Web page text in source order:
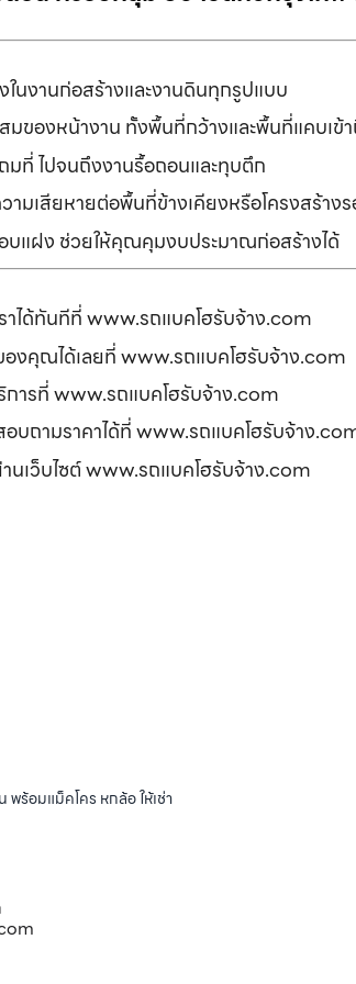
งานก่อสร้างและงานดินทุกรูปแบบ
มของหน้างาน ทั้งพื้นที่กว้างและพื้นที่แคบเข้
มที่ ไปจนถึงงานรื้อถอนและทุบตึก
ามเสียหายต่อพื้นที่ข้างเคียงหรือโครงสร้าง
อบแฝง ช่วยให้คุณคุมงบประมาณก่อสร้างได้
าได้ทันทีที่ www.รถแบคโฮรับจ้าง.com
คุณได้เลยที่ www.รถแบคโฮรับจ้าง.com
การที่ www.รถแบคโฮรับจ้าง.com
ถามราคาได้ที่ www.รถแบคโฮรับจ้าง
นเว็บไซต์ www.รถแบคโฮรับจ้าง.com
ร้อมแม็คโคร หกล้อ ให้เช่า